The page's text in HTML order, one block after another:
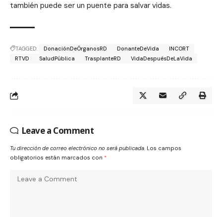
también puede ser un puente para salvar vidas.
TAGGED: DonaciónDeÓrganosRD DonanteDeVida
INCORT
RTVD
SaludPública TrasplanteRD VidaDespuésDeLaVida
Leave a Comment
Tu dirección de correo electrónico no será publicada. Los campos
obligatorios están marcados con *